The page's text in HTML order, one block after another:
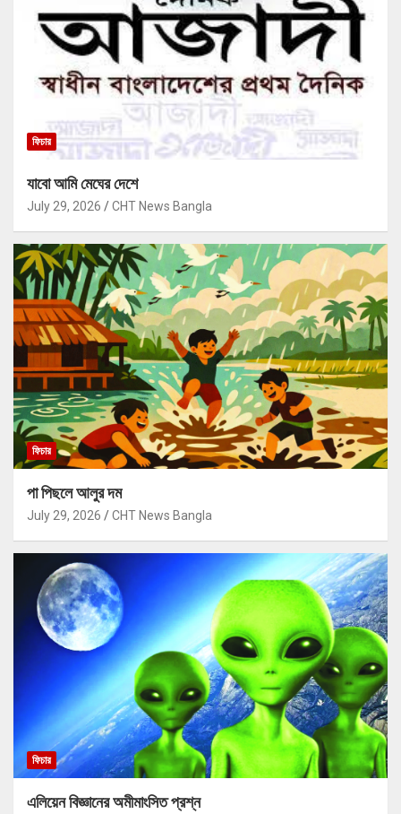
ফিচার
যাবো আমি মেঘের দেশে
July 29, 2026 CHT News Bangla
ফিচার
পা পিছলে আলুর দম
July 29, 2026 CHT News Bangla
ফিচার
এলিয়েন বিজ্ঞানের অমীমাংসিত প্রশ্ন